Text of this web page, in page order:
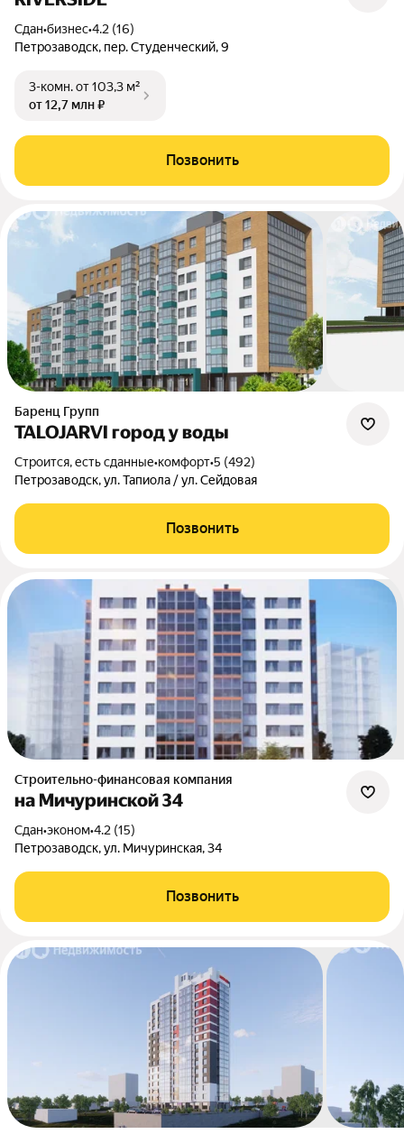
Сдан•бизнес•4.2 (16)
Петрозаводск, пер. Студенческий, 9
3-комн.от 103,3 м²
от 12,7 млн ₽
Позвонить
Баренц Групп
TALOJARVI город у воды
Строится, есть сданные•комфорт•5 (492)
Петрозаводск, ул. Тапиола / ул. Сейдовая
Позвонить
Строительно-финансовая компания
на Мичуринской 34
Сдан•эконом•4.2 (15)
Петрозаводск, ул. Мичуринская, 34
Позвонить